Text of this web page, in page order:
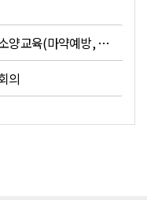
2023년 청소년단 기초소양교육(마약예방, 도박문제예방 등)
의